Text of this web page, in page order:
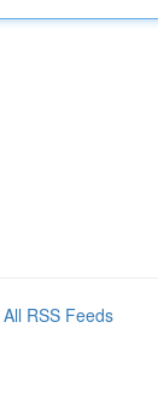
All RSS Feeds